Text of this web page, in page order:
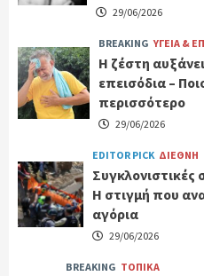
29/06/2026
BREAKING ΥΓΕΙΑ &
Η ζέστη
επεισόδια –
περισσότερο
29/06/2026
EDITOR PICK ΔΙΕΘΝΗ
Συγκλονιστικές
Η στιγμή που
αγόρια
29/06/2026
BREAKING ΤΟΠΙΚΑ